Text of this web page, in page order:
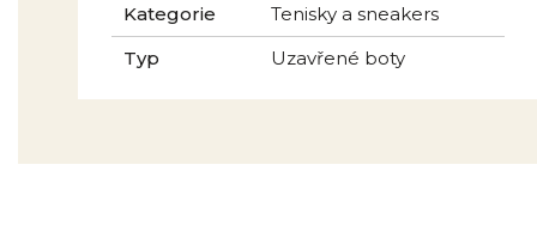
Kategorie
Tenisky a sneakers
Typ
Uzavřené boty